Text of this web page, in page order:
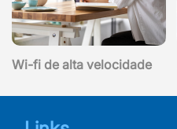
Wi-fi de alta velocidade